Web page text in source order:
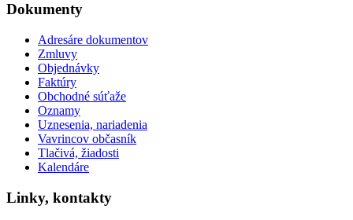
Dokumenty
Adresáre dokumentov
Zmluvy
Objednávky
Faktúry
Obchodné súťaže
Oznamy
Uznesenia, nariadenia
Vavrincov občasník
Tlačivá, žiadosti
Kalendáre
Linky, kontakty